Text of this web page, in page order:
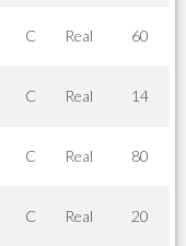
C Real 60
C Real 14
C Real 80
C Real 20